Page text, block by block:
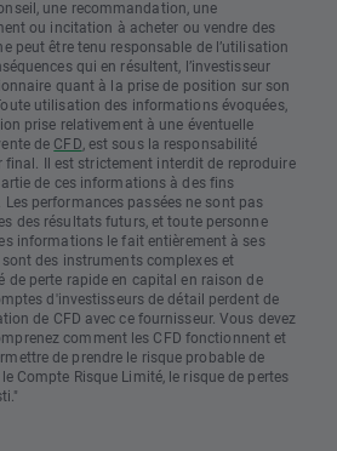
une recommandation, une
ou incitation à acheter ou vendre des
peut être tenu responsable de l’utilisation
qui en résultent, l’investisseur
quant à la prise de position sur son
utilisation des informations évoquées,
prise relativement à une éventuelle
de CFD , est sous la responsabilité
final. Il est strictement interdit de reproduire
de ces informations à des fins
performances passées ne sont pas
des résultats futurs, et toute personne
informations le fait entièrement à ses
sont des instruments complexes et
de perte rapide en capital en raison de
d'investisseurs de détail perdent de
de CFD avec ce fournisseur. Vous devez
comment les CFD fonctionnent et
de prendre le risque probable de
Compte Risque Limité, le risque de pertes